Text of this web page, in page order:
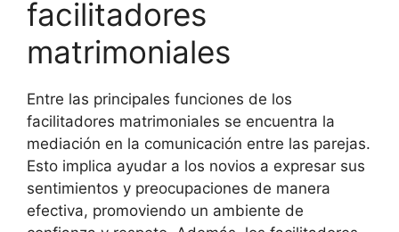
facilitadores
matrimoniales
Entre las principales funciones de los
facilitadores matrimoniales se encuentra la
mediación en la comunicación entre las parejas.
Esto implica ayudar a los novios a expresar sus
sentimientos y preocupaciones de manera
efectiva, promoviendo un ambiente de